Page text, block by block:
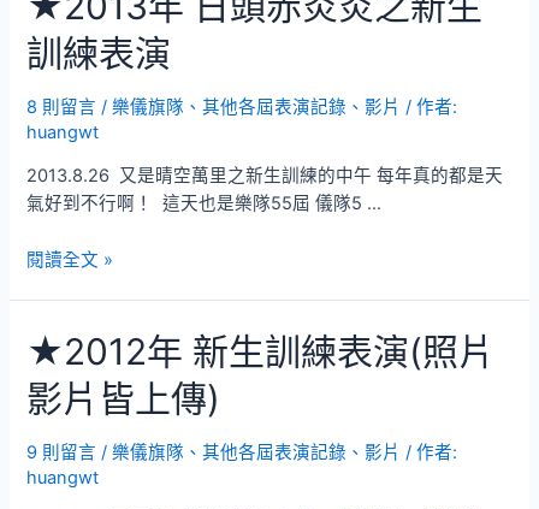
訓練表演
8 則留言 /樂儀旗隊 、其他各屆表演記錄、影片 / 作者:
huangwt
2013.8.26 又是晴空萬里之新生訓練的中午 每年真的都是天
氣好到不行啊！ 這天也是樂隊55屆 儀隊5 …
★2013
頭
赤
炎
之
新
閱讀全文 »
★2012年 新生訓練表演(照片
影片皆上傳)
9 則留言 /樂儀旗隊 、其他各屆表演記錄、影片 / 作者:
huangwt